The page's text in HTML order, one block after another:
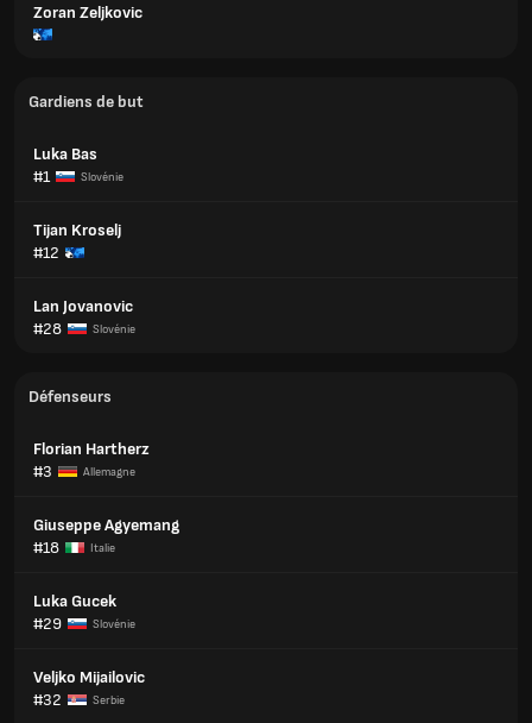
Zoran Zeljkovic
Gardiens de but
Luka Bas
#1
Slovénie
Tijan Kroselj
#12
Lan Jovanovic
#28
Slovénie
Défenseurs
Florian Hartherz
#3
Allemagne
Giuseppe Agyemang
#18
Italie
Luka Gucek
#29
Slovénie
Veljko Mijailovic
#32
Serbie